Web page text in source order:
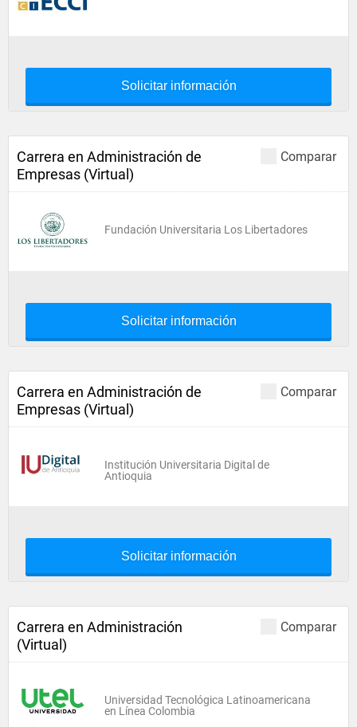
Solicitar información
Comparar
Carrera en Administración de
Empresas (Virtual)
Fundación Universitaria Los Libertadores
Solicitar información
Comparar
Carrera en Administración de
Empresas (Virtual)
Institución Universitaria Digital de
Antioquia
Solicitar información
Comparar
Carrera en Administración
(Virtual)
Universidad Tecnológica Latinoamericana
en Línea Colombia